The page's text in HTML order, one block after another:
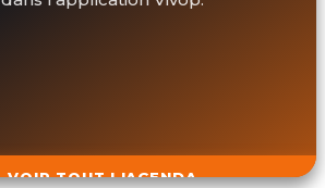
VOIR TOUT L'AGENDA